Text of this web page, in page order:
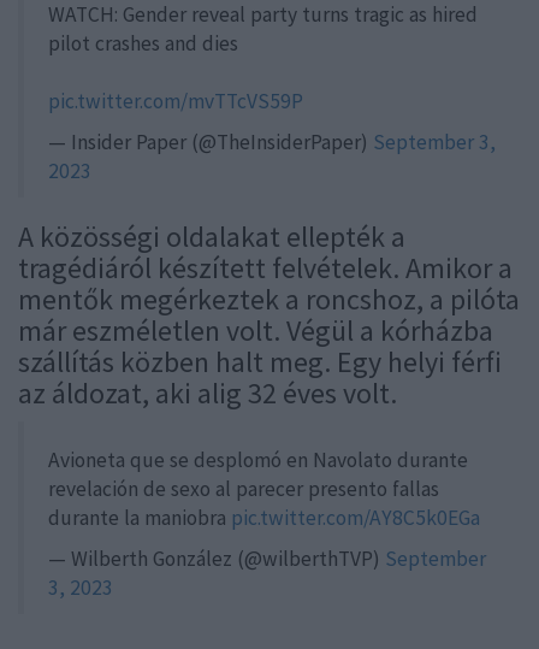
WATCH: Gender reveal party turns tragic as hired
pilot crashes and dies
pic.twitter.com/mvTTcVS59P
— Insider Paper (@TheInsiderPaper) September 3,
2023
A közösségi oldalakat ellepték a
tragédiáról készített felvételek. Amikor a
mentők megérkeztek a roncshoz, a pilóta
már eszméletlen volt. Végül a kórházba
szállítás közben halt meg. Egy helyi férfi
az áldozat, aki alig 32 éves volt.
Avioneta que se desplomó en Navolato durante
revelación de sexo al parecer presento fallas
durante la maniobra pic.twitter.com/AY8C5k0EGa
— Wilberth González (@wilberthTVP) September
3, 2023